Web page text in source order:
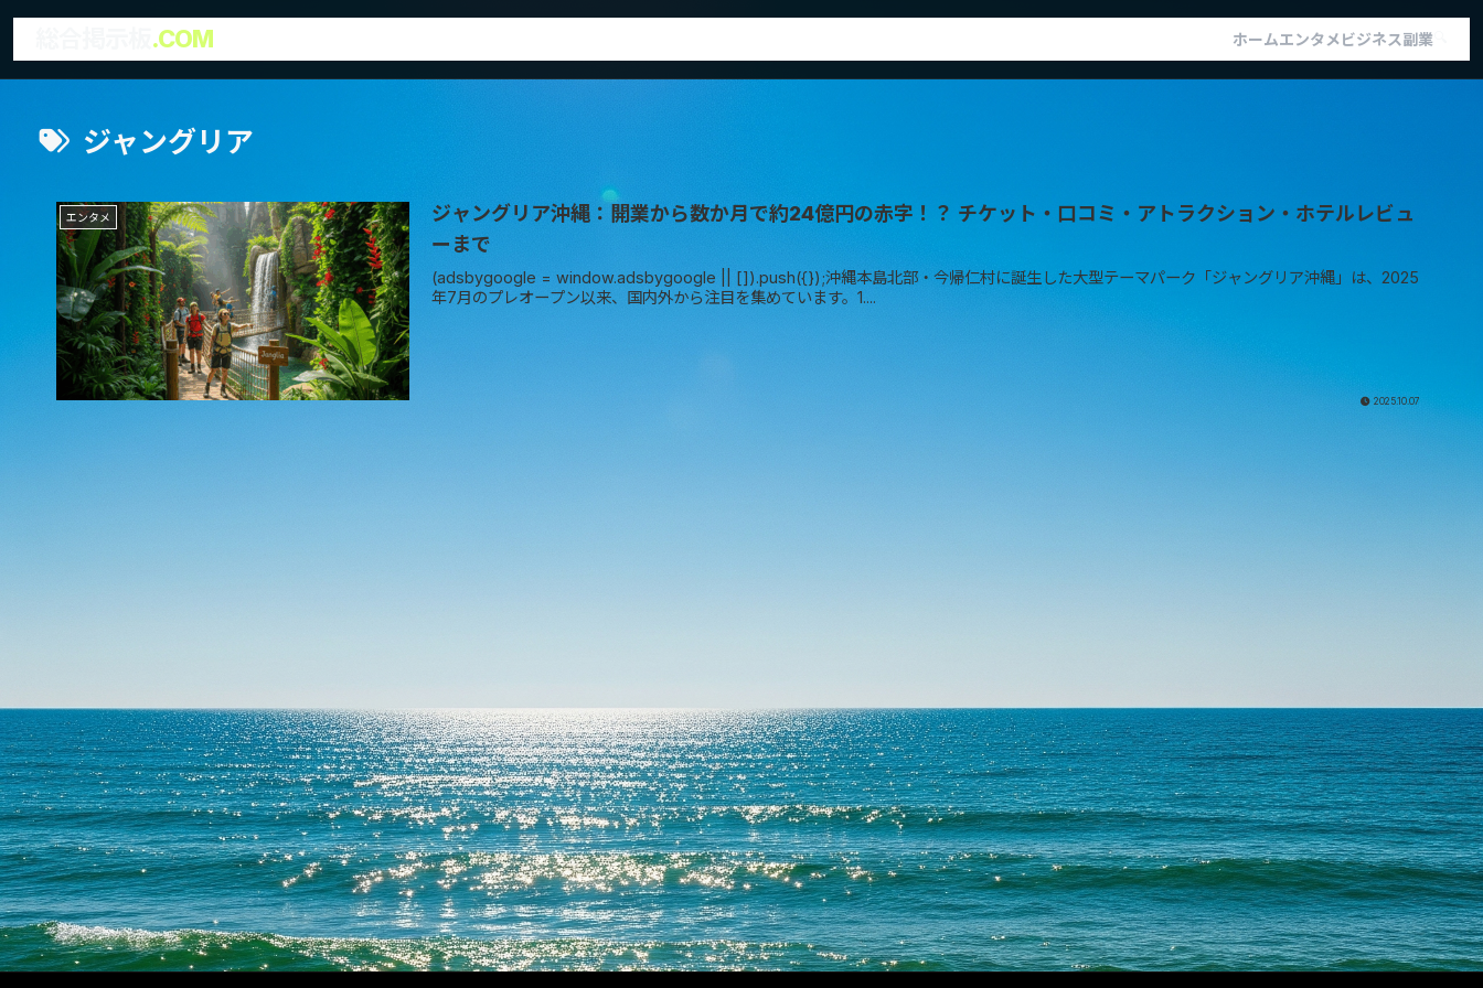
.COM ホームエンタメビジネス副業
ジャングリア
エンタメ
ジャングリア沖縄：開業から数か月で約24億円の赤字！？ チケット・口コミ・アトラクション・ホテルレビュ
ーまで
(adsbygoogle = window.adsbygoogle || []).push({});沖縄本島北部・今帰仁村に誕生した大型テーマパーク「ジャングリア沖縄」は、2025
年7月のプレオープン以来、国内外から注目を集めています。1....
2025.10.07